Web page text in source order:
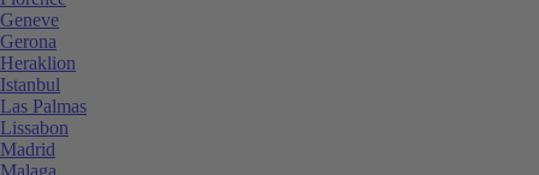
Geneve
Gerona
Heraklion
Istanbul
Las Palmas
Lissabon
Madrid
Malaga